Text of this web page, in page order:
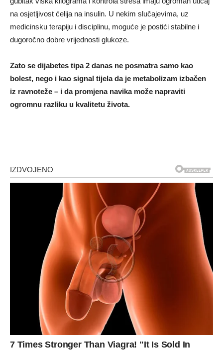
na osjetljivost ćelija na insulin. U nekim slučajevima, uz
medicinsku terapiju i disciplinu, moguće je postići stabilne i
dugoročno dobre vrijednosti glukoze.
Zato se dijabetes tipa 2 danas ne posmatra samo kao
bolest, nego i kao signal tijela da je metabolizam izbačen
iz ravnoteže – i da promjena navika može napraviti
ogromnu razliku u kvalitetu života.